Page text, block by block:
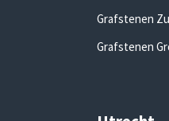
Grafstenen
Grafstenen